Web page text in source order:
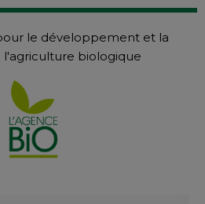
le développement et la
biologique